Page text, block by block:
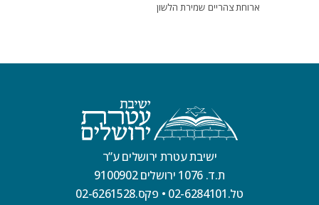
ארוחת צהריים שמירת הלשון
ישיבת עטרת ירושלים ע”ר
ת.ד. 1076 ירושלים 9100902
טל.02-6284101
• פקס.02-6261528